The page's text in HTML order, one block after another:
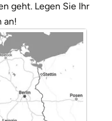
geht. Legen Sie Ihr
an!